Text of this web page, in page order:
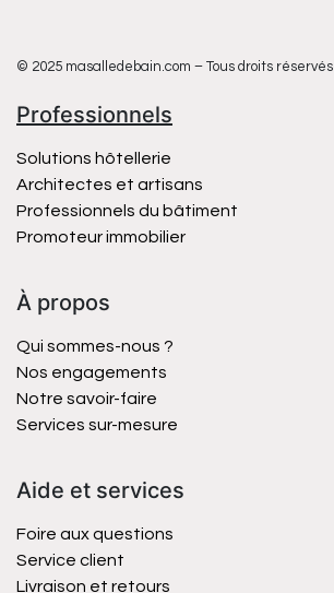
© 2025 masalledebain.com – Tous droits réservés
Professionnels
Solutions hôtellerie
Architectes et artisans
Professionnels du bâtiment
Promoteur immobilier
À propos
Qui sommes-nous ?
Nos engagements
Notre savoir-faire
Services sur-mesure
Aide et services
Foire aux questions
Service client
Livraison et retours